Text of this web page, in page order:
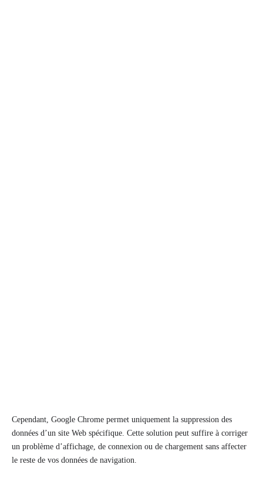
Cependant, Google Chrome permet uniquement la suppression des
données d’un site Web spécifique. Cette solution peut suffire à corriger
un problème d’affichage, de connexion ou de chargement sans affecter
le reste de vos données de navigation.